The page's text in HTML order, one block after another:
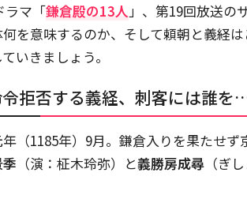
ラマ「鎌倉殿の13人」、第19回放送の
何を意味するのか、そして頼朝と義
いきましょう。
拒否する義経、刺客には誰
（1185年）9月。鎌倉入りを果たせ
（演：柾木玲弥）と義勝房成尋 （ぎ